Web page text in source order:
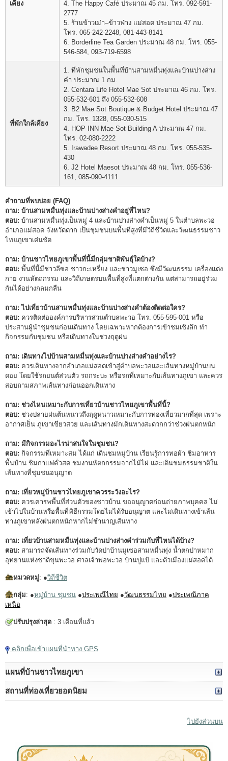
เคียง
4. The Happy Café ประมาณ 45 กม. โทร. 092-591-
2777
5. ร้านข้าวเม่า–ข้าวฟ่าง แม่สอด ประมาณ 47 กม.
โทร. 065-242-2248, 081-443-8141
6. Borderline Tea Garden ประมาณ 48 กม. โทร. 055-
546-584, 093-719-6598
ที่พักใกล้เคียง
1. ที่พักชุมชนในพื้นที่บ้านสามหมื่นทุ่งและบ้านปางส่าง
คำ ประมาณ 1 กม.
2. Centara Life Hotel Mae Sot ประมาณ 46 กม. โทร.
055-532-601 ถึง 055-532-608
3. B2 Mae Sot Boutique & Budget Hotel ประมาณ 47
กม. โทร. 1328, 055-030-515
4. HOP INN Mae Sot Building A ประมาณ 47 กม.
โทร. 02-080-2222
5. Irawadee Resort ประมาณ 48 กม. โทร. 055-535-
430
6. J2 Hotel Maesot ประมาณ 48 กม. โทร. 055-536-
161, 085-090-4111
คำถามที่พบบ่อย (FAQ)
ถาม: บ้านสามหมื่นทุ่งและบ้านปางส่างคำอยู่ที่ไหน?
ตอบ: บ้านสามหมื่นทุ่งเป็นหมู่ 4 และบ้านปางส่างคำเป็นหมู่ 5 ในตำบลพะวอ
อำเภอแม่สอด จังหวัดตาก เป็นชุมชนบนพื้นที่สูงที่มีวิถีชีวิตและวัฒนธรรมชาว
ไทยภูเขาเด่นชัด
ถาม: บ้านชาวไทยภูเขาพื้นที่นี้มีกลุ่มชาติพันธุ์ใดบ้าง?
ตอบ: พื้นที่นี้มีชาวลีซอ ชาวกะเหรี่ยง และชาวมูเซอ ซึ่งมีวัฒนธรรม เครื่องแต่ง
กาย งานหัตถกรรม และวิถีเกษตรบนพื้นที่สูงที่แตกต่างกัน แต่สามารถอยู่ร่วม
กันได้อย่างกลมกลืน
ถาม: ไปเที่ยวบ้านสามหมื่นทุ่งและบ้านปางส่างคำต้องติดต่อใคร?
ตอบ: ควรติดต่อองค์การบริหารส่วนตำบลพะวอ โทร. 055-595-001 หรือ
ประสานผู้นำชุมชนก่อนเดินทาง โดยเฉพาะหากต้องการเข้าชมเชิงลึก ทำ
กิจกรรมกับชุมชน หรือเดินทางในช่วงฤดูฝน
ถาม: เดินทางไปบ้านสามหมื่นทุ่งและบ้านปางส่างคำอย่างไร?
ตอบ: ควรเดินทางจากอำเภอแม่สอดเข้าสู่ตำบลพะวอและเส้นทางหมู่บ้านบน
ดอย โดยใช้รถยนต์ส่วนตัว รถกระบะ หรือรถที่เหมาะกับเส้นทางภูเขา และควร
สอบถามสภาพเส้นทางก่อนออกเดินทาง
ถาม: ช่วงไหนเหมาะกับการเที่ยวบ้านชาวไทยภูเขาพื้นที่นี้?
ตอบ: ช่วงปลายฝนต้นหนาวถึงฤดูหนาวเหมาะกับการท่องเที่ยวมากที่สุด เพราะ
อากาศเย็น ภูเขาเขียวสวย และเส้นทางมักเดินทางสะดวกกว่าช่วงฝนตกหนัก
ถาม: มีกิจกรรมอะไรน่าสนใจในชุมชน?
ตอบ: กิจกรรมที่เหมาะสม ได้แก่ เดินชมหมู่บ้าน เรียนรู้การทอผ้า ชิมอาหาร
พื้นบ้าน ชิมกาแฟคั่วสด ชมงานหัตถกรรมจากไม้ไผ่ และเดินชมธรรมชาติใน
เส้นทางที่ชุมชนอนุญาต
ถาม: เที่ยวหมู่บ้านชาวไทยภูเขาควรระวังอะไร?
ตอบ: ควรเคารพพื้นที่ส่วนตัวของชาวบ้าน ขออนุญาตก่อนถ่ายภาพบุคคล ไม่
เข้าไปในบ้านหรือพื้นที่พิธีกรรมโดยไม่ได้รับอนุญาต และไม่เดินทางเข้าเส้น
ทางภูเขาหลังฝนตกหนักหากไม่ชำนาญเส้นทาง
ถาม: เที่ยวบ้านสามหมื่นทุ่งและบ้านปางส่างคำร่วมกับที่ไหนได้บ้าง?
ตอบ: สามารถจัดเส้นทางร่วมกับวัดป่าบ้านมูเซอสามหมื่นทุ่ง น้ำตกป่าหมาก
อุทยานแห่งชาติขุนพะวอ ศาลเจ้าพ่อพะวอ บ้านปูแป้ และตัวเมืองแม่สอดได้
หมวดหมู่: ●วิถีชีวิต
กลุ่ม: ●หมู่บ้าน ชุมชน ●ประเพณีไทย ●วัฒนธรรมไทย ●ประเพณีภาค
เหนือ
ปรับปรุงล่าสุด : 3 เดือนที่แล้ว
คลิกเพื่อเข้าแผนที่นำทาง GPS
แผนที่บ้านชาวไทยภูเขา
สถานที่ท่องเที่ยวยอดนิยม
ไปยังส่วนบน